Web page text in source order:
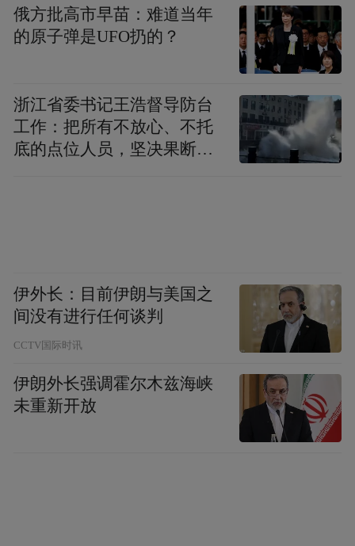
俄方批高市早苗：难道当年
的原子弹是UFO扔的？
浙江省委书记王浩督导防台
工作：把所有不放心、不托
底的点位人员，坚决果断转
伊外长：目前伊朗与美国之
间没有进行任何谈判
CCTV国际时讯
伊朗外长强调霍尔木兹海峡
未重新开放